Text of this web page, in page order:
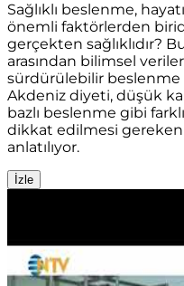
Sağlıklı beslenme,
önemli faktörlerden
gerçekten sağlıklıdır?
arasından bilimsel veriler
sürdürülebilir beslenme
Akdeniz diyeti, düşük
bazlı beslenme gibi
dikkat edilmesi
anlatılıyor.
İzle